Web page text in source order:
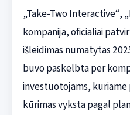
„Take-Two Interactive“,
kompanija, oficialiai
išleidimas numatytas
buvo paskelbta per
investuotojams, kuriame
kūrimas vyksta pagal